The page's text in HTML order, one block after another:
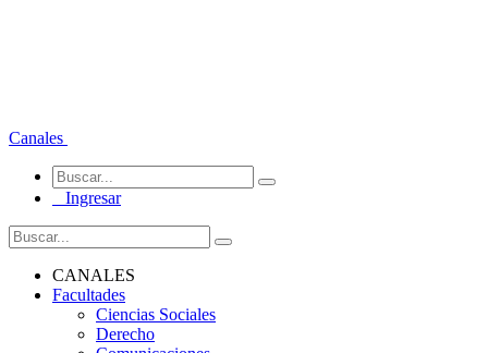
Canales
Ingresar
CANALES
Facultades
Ciencias Sociales
Derecho